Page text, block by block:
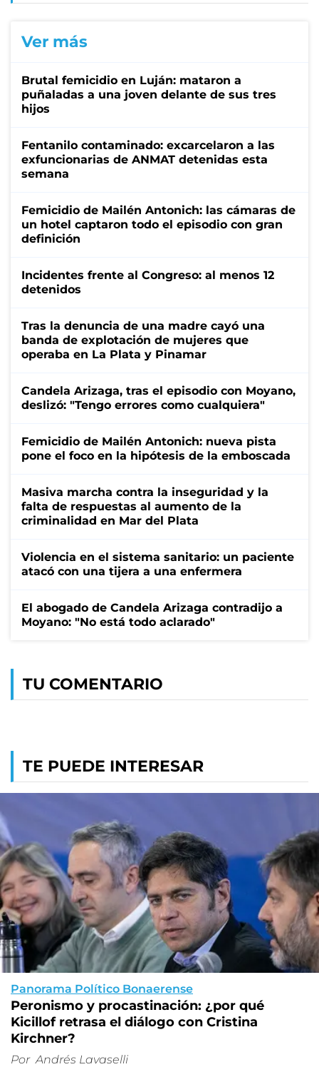
Ver más
Brutal femicidio en Luján: mataron a
puñaladas a una joven delante de sus tres
hijos
Fentanilo contaminado: excarcelaron a las
exfuncionarias de ANMAT detenidas esta
semana
Femicidio de Mailén Antonich: las cámaras de
un hotel captaron todo el episodio con gran
definición
Incidentes frente al Congreso: al menos 12
detenidos
Tras la denuncia de una madre cayó una
banda de explotación de mujeres que
operaba en La Plata y Pinamar
Candela Arizaga, tras el episodio con Moyano,
deslizó: "Tengo errores como cualquiera"
Femicidio de Mailén Antonich: nueva pista
pone el foco en la hipótesis de la emboscada
Masiva marcha contra la inseguridad y la
falta de respuestas al aumento de la
criminalidad en Mar del Plata
Violencia en el sistema sanitario: un paciente
atacó con una tijera a una enfermera
El abogado de Candela Arizaga contradijo a
Moyano: "No está todo aclarado"
TU COMENTARIO
TE PUEDE INTERESAR
Panorama Político Bonaerense
Peronismo y procastinación: ¿por qué
Kicillof retrasa el diálogo con Cristina
Kirchner?
Por Andrés Lavaselli